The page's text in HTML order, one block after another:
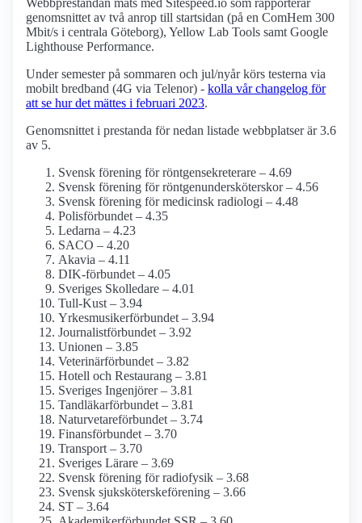
Webbprestandan mäts med Sitespeed.io som rapporterar
genomsnittet av två anrop till startsidan (på en ComHem 300
Mbit/s i centrala Göteborg), Yellow Lab Tools samt Google
Lighthouse Performance.
Under semester på sommaren och jul/nyår körs testerna via
mobilt bredband (4G via Telenor) - kolla vår changelog för
att se hur det mättes i februari 2023.
Genomsnittet i prestanda för nedan listade webbplatser är 3.6
av 5.
Svensk förening för röntgensekreterare – 4.69
Svensk förening för röntgenundersköterskor – 4.56
Svensk förening för medicinsk radiologi – 4.48
Polisförbundet – 4.35
Ledarna – 4.23
SACO – 4.20
Akavia – 4.11
DIK-förbundet – 4.05
Sveriges Skolledare – 4.01
Tull-Kust – 3.94
Yrkesmusiker­förbundet – 3.94
Journalist­förbundet – 3.92
Unionen – 3.85
Veterinärförbundet – 3.82
Hotell och Restaurang – 3.81
Sveriges Ingenjörer – 3.81
Tandläkar­förbundet – 3.81
Naturvetare­förbundet – 3.74
Finans­förbundet – 3.70
Transport – 3.70
Sveriges Lärare – 3.69
Svensk förening för radiofysik – 3.68
Svensk sjuksköterskeförening – 3.66
ST – 3.64